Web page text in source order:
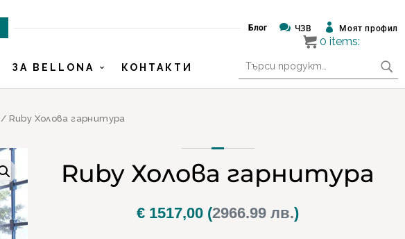
Блог  ЧЗВ  Моят профил
ЗА BELLONA КОНТАКТИ
за:
/ Ruby Холова гарнитура
Ruby Холова гарнитура
€ 1517,00 (2966.99 лв.)
0 items: